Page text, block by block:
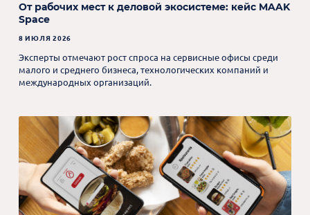
От рабочих мест к деловой экосистеме: кейс MAAK
Space
8 ИЮЛЯ 2026
Эксперты отмечают рост спроса на сервисные офисы среди
малого и среднего бизнеса, технологических компаний и
международных организаций.